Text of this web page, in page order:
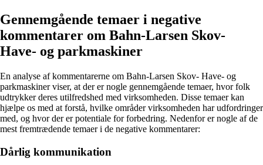
Gennemgående temaer i negative
kommentarer om Bahn-Larsen Skov-
Have- og parkmaskiner
En analyse af kommentarerne om Bahn-Larsen Skov- Have- og
parkmaskiner viser, at der er nogle gennemgående temaer, hvor folk
udtrykker deres utilfredshed med virksomheden. Disse temaer kan
hjælpe os med at forstå, hvilke områder virksomheden har udfordringer
med, og hvor der er potentiale for forbedring. Nedenfor er nogle af de
mest fremtrædende temaer i de negative kommentarer:
Dårlig kommunikation